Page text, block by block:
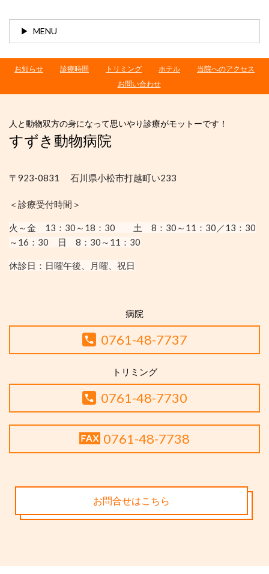
MENU
お知らせ 診療時間 トリミング ホテル
当院へのアクセス
お問い合わせ
人と動物双方の身になって思いやり診療がモットーです！
すずき動物病院
〒923-0831 石川県小松市打越町い233
＜診療受付時間＞
火～金 13：30 ～18：30 土 8：30～11：30／13：30
～16：30
日 8：30～11：30
休診日： 日曜午後、月曜、祝日
病院
0761-48-7737
トリミング
0761-48-7730
0761-48-7738
お問合せはこちら